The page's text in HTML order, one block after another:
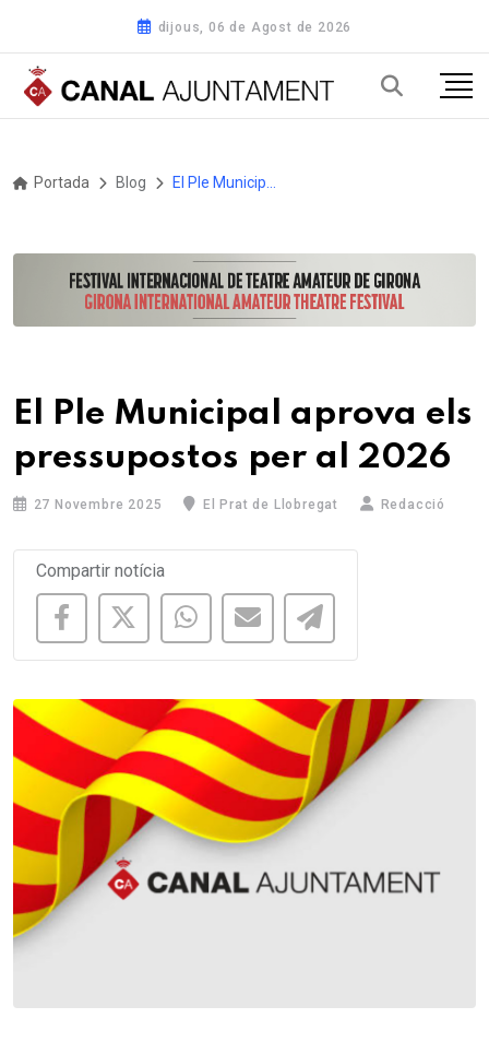
dijous, 06 de Agost de 2026
Portada Blog
El Ple Municipal aprova els
pressupostos per al 2026
27 Novembre 2025 El Prat de Llobregat Redacció
Compartir notícia